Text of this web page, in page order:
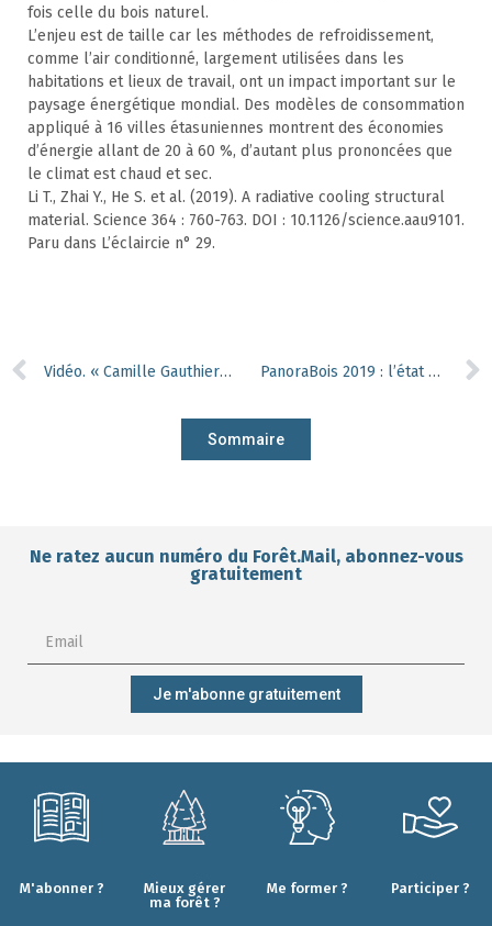
fois celle du bois naturel.
L’enjeu est de taille car les méthodes de refroidissement,
comme l’air conditionné, largement utilisées dans les
habitations et lieux de travail, ont un impact important sur le
paysage énergétique mondial. Des modèles de consommation
appliqué à 16 villes étasuniennes montrent des économies
d’énergie allant de 20 à 60 %, d’autant plus prononcées que
le climat est chaud et sec.
Li T., Zhai Y., He S. et al. (2019). A radiative cooling structural
material. Science 364 : 760-763. DOI : 10.1126/science.aau9101.
Paru dans L’éclaircie n° 29.
Vidéo. « Camille Gauthier aime son métier de merrandier » PanoraBois 2019 : l’état des lieux de la filière bois en Wallonie
Sommaire
Ne ratez aucun numéro du Forêt.Mail, abonnez-vous
gratuitement
Je m'abonne gratuitement
M'abonner ?
Mieux gérer
ma forêt ?
Me former ? Participer ?